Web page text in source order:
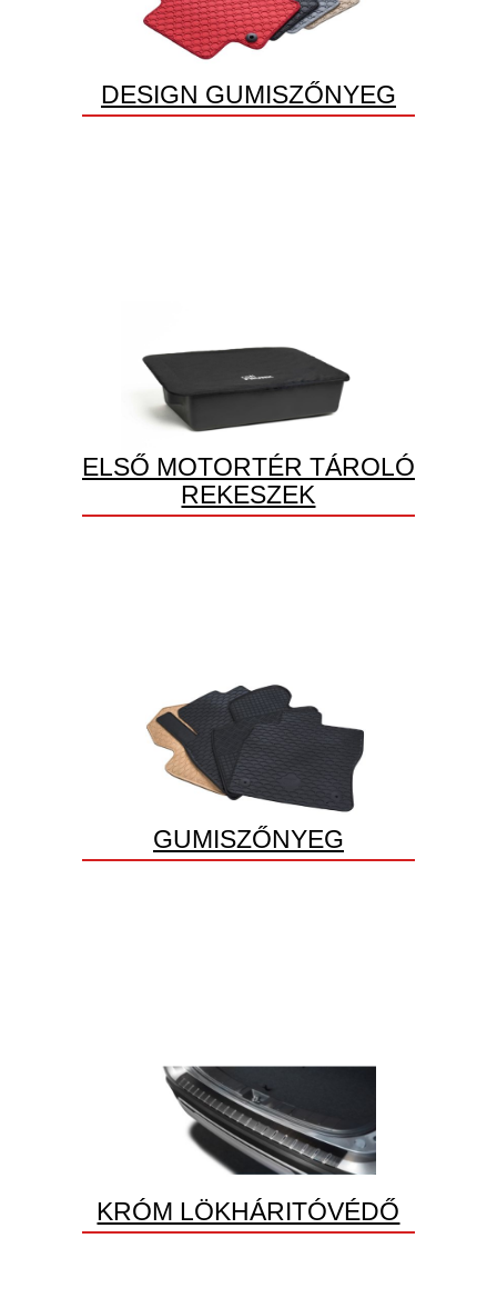
DESIGN GUMISZŐNYEG
ELSŐ MOTORTÉR TÁROLÓ
REKESZEK
GUMISZŐNYEG
KRÓM LÖKHÁRITÓVÉDŐ